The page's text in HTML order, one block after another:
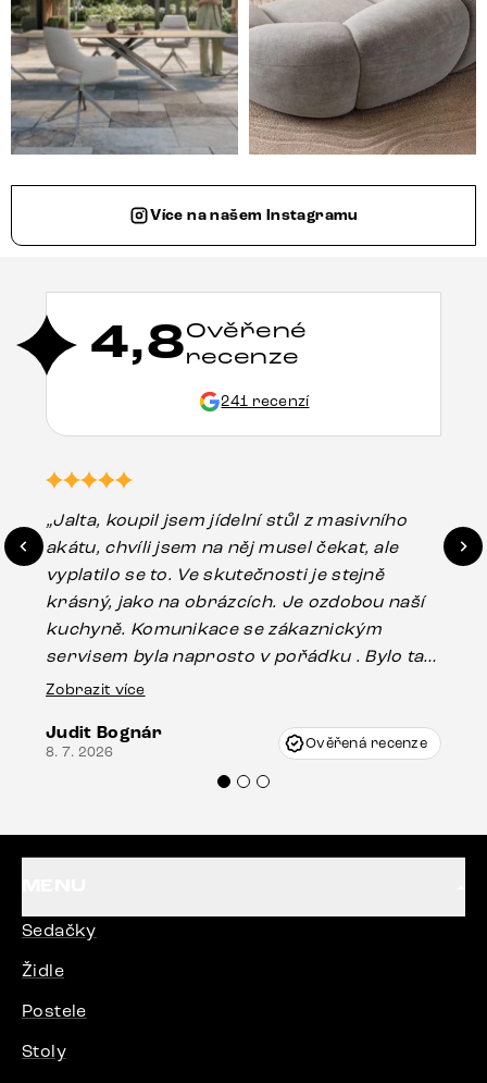
Více na našem Instagramu
4,8Ověřené
recenze
241 recenzí
„Jalta, koupil jsem jídelní stůl z masivního
akátu, chvíli jsem na něj musel čekat, ale
vyplatilo se to. Ve skutečnosti je stejně
krásný, jako na obrázcích. Je ozdobou naší
kuchyně. Komunikace se zákaznickým
servisem byla naprosto v pořádku . Bylo tam
drobné poškození u nohy stolu, které mohlo
Vincze mi velmi korektně vyšli vstříc.
Doporučuji produkty Delife všem.“
Zobrazit více
Judit Bognár
8. 7. 2026 Ověřená recenze
Sedačky
Židle
Postele
Stoly